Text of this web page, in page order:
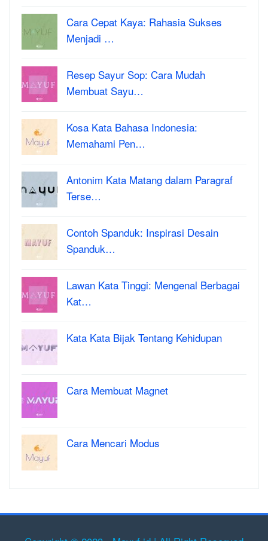
Cara Cepat Kaya: Rahasia Sukses
Menjadi …
Resep Sayur Sop: Cara Mudah
Membuat Sayu…
Kosa Kata Bahasa Indonesia:
Memahami Pen…
Antonim Kata Matang dalam Paragraf
Terse…
Contoh Spanduk: Inspirasi Desain
Spanduk…
Lawan Kata Tinggi: Mengenal Berbagai
Kat…
Kata Kata Bijak Tentang Kehidupan
Cara Membuat Magnet
Cara Mencari Modus